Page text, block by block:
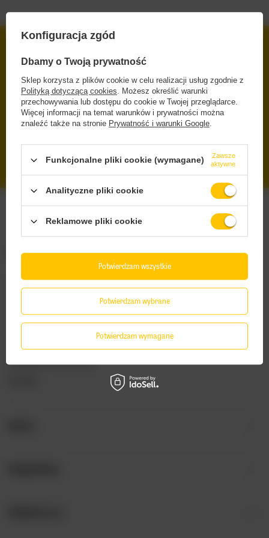
OD 249 ZŁ Z INPOST PACZKOMATY
BEZPIECZNE ZAKUPY
DBAMY O TWOJE PRAWA
RENOMOWANE MARKI
ORYGINALNE, SPRAWDZONE PRODUKTY
IPA, PILS, SOUR, STOUT, LAGER
Zamówienia
Status zamówienia
Chcę zareklamować produkt
Chcę odstąpić od umowy
Konfiguracja zgód
Dbamy o Twoją prywatność
Sklep korzysta z plików cookie w celu realizacji usług zgodnie z
Polityką dotyczącą cookies. Możesz określić warunki
przechowywania lub dostępu do cookie w Twojej przeglądarce.
Więcej informacji na temat warunków i prywatności można
znaleźć także na stronie Prywatność i warunki Google.
Funkcjonalne pliki cookie (wymagane)
Zawsze
aktywne
Analityczne pliki cookie
Reklamowe pliki cookie
Potwierdzam wybrane
Potwierdzam wymagane
Potwierdzam wszystkie